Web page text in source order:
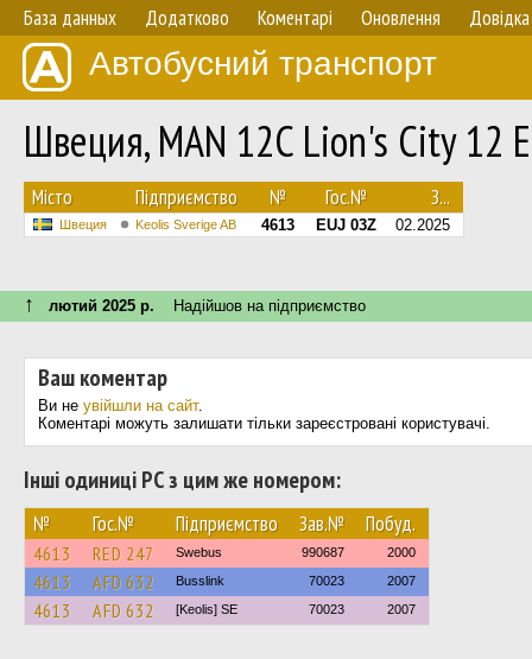
База данных Додатково Коментарі Оновлення Довідка
Автобусний транспорт
Швеция, MAN 12C Lion's City 12
Мiсто Підприємство № Гос.№ З...
Швеция Keolis Sverige AB 4613 EUJ 03Z 02.2025
↑ лютий 2025 р. Надійшов на підприємство
Ваш коментар
Ви не увійшли на сайт.
Коментарі можуть залишати тільки зареєстровані користувачі.
Інші одиниці РС з цим же номером:
№ Гос.№ Підприємство Зав.№ Побуд.
4613 RED 247 Swebus 990687 2000
4613 AFD 632 Busslink 70023 2007
4613 AFD 632 [Keolis] SE 70023 2007